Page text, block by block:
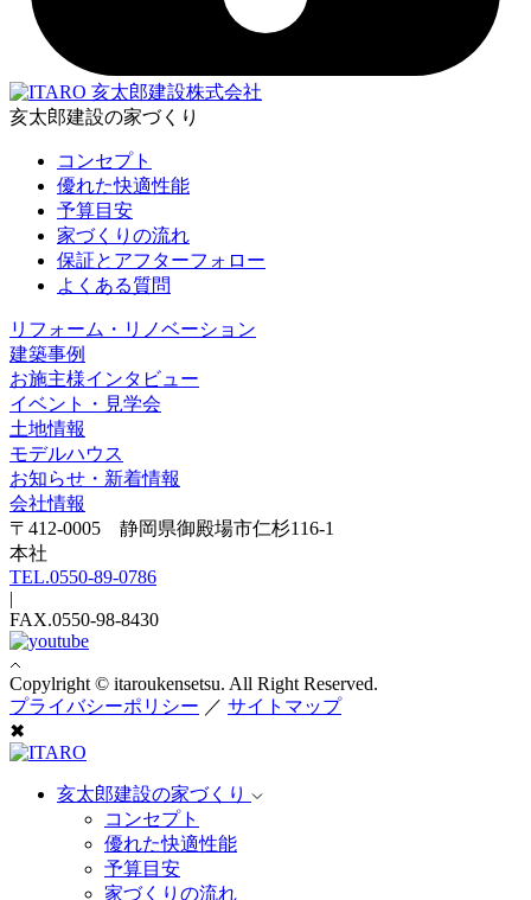
亥太郎建設株式会社
亥太郎建設の家づくり
コンセプト
優れた快適性能
予算目安
家づくりの流れ
保証とアフターフォロー
よくある質問
リフォーム・リノベーション
建築事例
お施主様インタビュー
イベント・見学会
土地情報
モデルハウス
お知らせ・新着情報
会社情報
〒412-0005 静岡県御殿場市仁杉116-1
本社
TEL.0550-89-0786
|
FAX.0550-98-8430
Copylright © itaroukensetsu. All Right Reserved.
プライバシーポリシー ／ サイトマップ
✖
亥太郎建設の家づくり
コンセプト
優れた快適性能
予算目安
家づくりの流れ